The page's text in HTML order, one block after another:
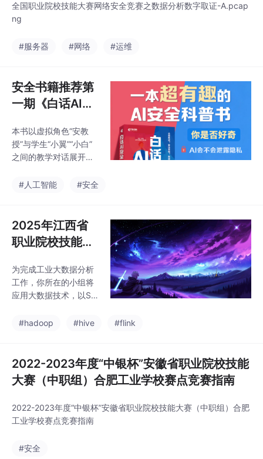
全国职业院校技能大赛网络安全竞赛之数据分析数字取证-A.pcap
ng
#服务器 #网络 #运维
安全书籍推荐第
一期《白话AI安
你读懂AI的攻防
博弈》
本书以虚拟角色“安教
授”与学生“小翼”“小白”
之间的教学对话展开，
入32个精彩的故事中。
最核心的五件事：AI安
全基本知识、AI安全的
挑战、AI安全攻防、AI
来。
#人工智能 #安全
2025年江西省
职业院校技能大
发“竞赛样题第二
套
为完成工业大数据分析
工作，你所在的小组将
应用大数据技术，以Sc
开发语言，基于大数据
术，对数据进行处理、
分析及可视化呈现，你
们作为该小组的技术人
成本次工作。
#hadoop #hive #flink
2022-2023年度“中银杯”安徽省职业院校技能
大赛（中职组）合肥工业学校赛点竞赛指南
2022-2023年度“中银杯”安徽省职业院校技能大赛（中职组）合肥
工业学校赛点竞赛指南
#安全